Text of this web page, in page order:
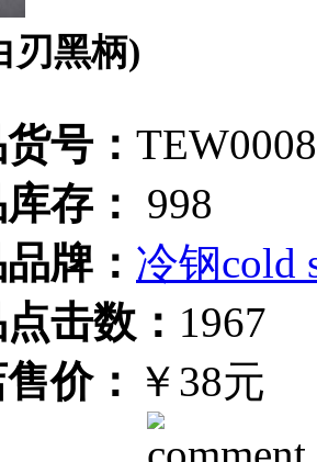
刃黑柄)
号：
存：
998
牌： 冷钢cold
击数： 1967
价： ￥38元